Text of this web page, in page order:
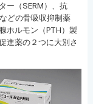
ー（SERM）、抗
どの骨吸収抑制薬
ホルモン（PTH）製
進薬の２つに大別さ